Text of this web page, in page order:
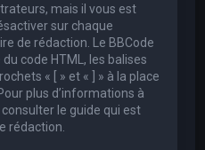
mais il vous est
sur chaque
de rédaction. Le BBCode
code HTML, les balises
« [ » et « ] » à la place
plus d’informations à
le guide qui est
rédaction.